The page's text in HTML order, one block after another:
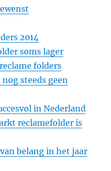
2014
soms lager
folders
steeds geen
in Nederland
reclamefolder is
belang in het jaar